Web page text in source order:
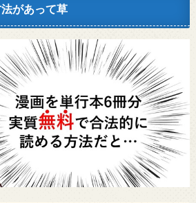
があって草